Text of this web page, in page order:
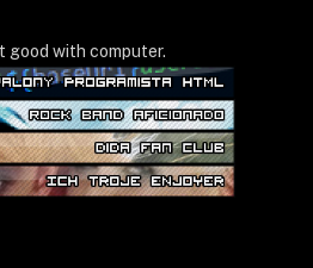
good with computer.